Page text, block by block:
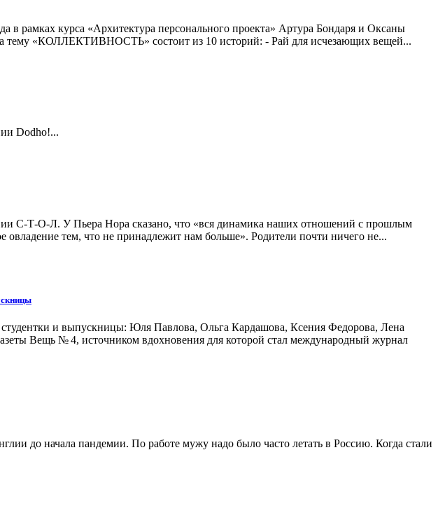
рамках курса «Архитектура персонального проекта» Артура Бондаря и Оксаны
тему «КОЛЛЕКТИВНОСТЬ» состоит из 10 историй: - Рай для исчезающих вещей...
Dodho!...
С-Т-О-Л. У Пьера Нора сказано, что «вся динамика наших отношений с прошлым
овладение тем, что не принадлежит нам больше». Родители почти ничего не...
и выпускницы: Юля Павлова, Ольга Кардашова, Ксения Федорова, Лена
Вещь № 4, источником вдохновения для которой стал международный журнал
до начала пандемии. По работе мужу надо было часто летать в Россию. Когда стали